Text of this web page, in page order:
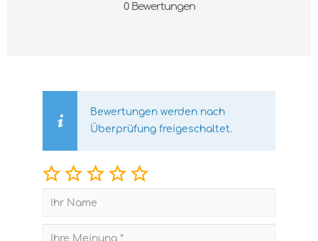
0 Bewertungen
Bewertungen werden nach
Überprüfung freigeschaltet.